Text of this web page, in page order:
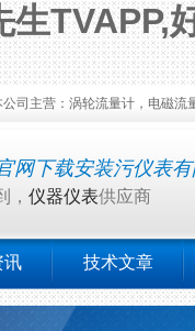
：涡轮流量计，电磁流量计
网下载安装污仪表
， 仪器仪表供应商
讯 技术文章